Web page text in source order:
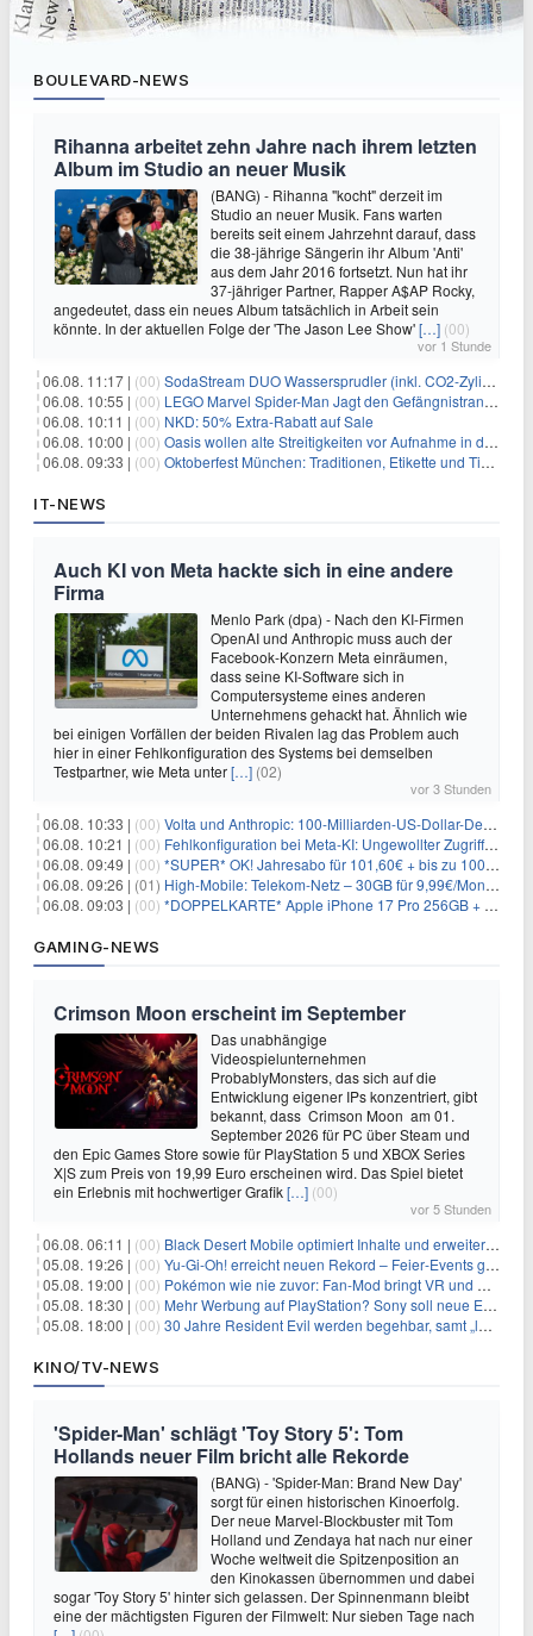
BOULEVARD-NEWS
Rihanna arbeitet zehn Jahre nach ihrem letzten
Album im Studio an neuer Musik
(BANG) - Rihanna "kocht" derzeit im
Studio an neuer Musik. Fans warten
bereits seit einem Jahrzehnt darauf, dass
die 38-jährige Sängerin ihr Album 'Anti'
aus dem Jahr 2016 fortsetzt. Nun hat ihr
37-jähriger Partner, Rapper A$AP Rocky,
angedeutet, dass ein neues Album tatsächlich in Arbeit sein
könnte. In der aktuellen Folge der 'The Jason Lee Show'[…] (00)
vor 1 Stunde
06.08. 11:17 | (00) SodaStream DUO Wassersprudler (inkl. CO2-Zylinder) für 94€
06.08. 10:55 | (00) LEGO Marvel Spider-Man Jagt den Gefängnistransporter (76349) für 32,99€
06.08. 10:11 | (00) NKD: 50% Extra-Rabatt auf Sale
06.08. 10:00 | (00) Oasis wollen alte Streitigkeiten vor Aufnahme in die Rock and Roll Hall of Fame begraben
06.08. 09:33 | (00) Oktoberfest München: Traditionen, Etikette und Tipps für Gäste aus dem In- und Ausland
IT-NEWS
Auch KI von Meta hackte sich in eine andere
Firma
Menlo Park (dpa) - Nach den KI-Firmen
OpenAI und Anthropic muss auch der
Facebook-Konzern Meta einräumen,
dass seine KI-Software sich in
Computersysteme eines anderen
Unternehmens gehackt hat. Ähnlich wie
bei einigen Vorfällen der beiden Rivalen lag das Problem auch
hier in einer Fehlkonfiguration des Systems bei demselben
Testpartner, wie Meta unter[…] (02)
vor 3 Stunden
06.08. 10:33 | (00) Volta und Anthropic: 100-Milliarden-US-Dollar-Deal für KI-Rechenleistung
06.08. 10:21 | (00) Fehlkonfiguration bei Meta-KI: Ungewollter Zugriff auf fremde Systeme
06.08. 09:49 | (00) *SUPER* OK! Jahresabo für 101,60€ + bis zu 100€ Prämie
06.08. 09:26 | (01) High-Mobile: Telekom-Netz – 30GB für 9,99€/Monat / 80GB für 12,49€/Monat / 100GB für 19,99€/Monat (auch mtl. kündbar)
06.08. 09:03 | (00) *DOPPELKARTE* Apple iPhone 17 Pro 256GB + 80€ Online Bonus + 50GB 5G + Alles-Flat im Telekom-Netz für 44,94€/Monat – eff. 4,40€/Monat
GAMING-NEWS
Crimson Moon erscheint im September
Das unabhängige
Videospielunternehmen
ProbablyMonsters, das sich auf die
Entwicklung eigener IPs konzentriert, gibt
bekannt, dass Crimson Moon am 01.
September 2026 für PC über Steam und
den Epic Games Store sowie für PlayStation 5 und XBOX Series
X|S zum Preis von 19,99 Euro erscheinen wird. Das Spiel bietet
ein Erlebnis mit hochwertiger Grafik[…] (00)
vor 5 Stunden
06.08. 06:11 | (00) Black Desert Mobile optimiert Inhalte und erweitert Treasure Access
05.08. 19:26 | (00) Yu‑Gi‑Oh! erreicht neuen Rekord – Feier‑Events gestartet
05.08. 19:00 | (00) Pokémon wie nie zuvor: Fan-Mod bringt VR und Ego-Perspektive nach Kanto
05.08. 18:30 | (00) Mehr Werbung auf PlayStation? Sony soll neue Einnahmequellen prüfen
05.08. 18:00 | (00) 30 Jahre Resident Evil werden begehbar, samt „lebensgroßem Leon“
KINO/TV-NEWS
'Spider-Man' schlägt 'Toy Story 5': Tom
Hollands neuer Film bricht alle Rekorde
(BANG) - 'Spider-Man: Brand New Day'
sorgt für einen historischen Kinoerfolg.
Der neue Marvel-Blockbuster mit Tom
Holland und Zendaya hat nach nur einer
Woche weltweit die Spitzenposition an
den Kinokassen übernommen und dabei
sogar 'Toy Story 5' hinter sich gelassen. Der Spinnenmann bleibt
eine der mächtigsten Figuren der Filmwelt: Nur sieben Tage nach